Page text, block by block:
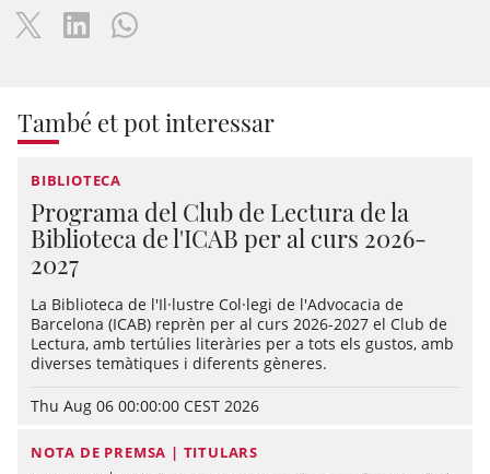
També et pot interessar
BIBLIOTECA
Programa del Club de Lectura de la
Biblioteca de l'ICAB per al curs 2026-
2027
La Biblioteca de l'Il·lustre Col·legi de l'Advocacia de
Barcelona (ICAB) reprèn per al curs 2026-2027 el Club de
Lectura, amb tertúlies literàries per a tots els gustos, amb
diverses temàtiques i diferents gèneres.
Thu Aug 06 00:00:00 CEST 2026
NOTA DE PREMSA | TITULARS